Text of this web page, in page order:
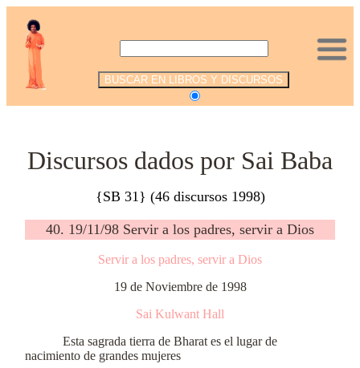
Discursos dados por Sai Baba
{SB 31} (46 discursos 1998)
40. 19/11/98 Servir a los padres, servir a Dios
Servir a los padres, servir a Dios
19 de Noviembre de 1998
Sai Kulwant Hall
Esta sagrada tierra de Bharat es el lugar de
nacimiento de grandes mujeres